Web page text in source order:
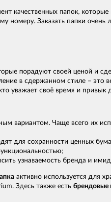
качественных папок,
Заказать папки очень
порадуют своей ценой и
в сдержанном стиле – это
уважает своё время и привык
вариантом. Чаще всего их
для сохранности ценных
узнаваемость бренда и
активно используется для
Здесь также есть брендовые